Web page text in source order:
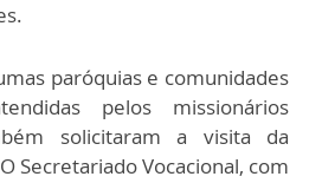
paróquias e comunidades
pelos missionários
solicitaram a visita da
Secretariado Vocacional, com